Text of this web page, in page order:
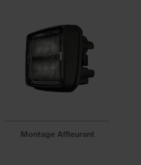
Montage Affleurant